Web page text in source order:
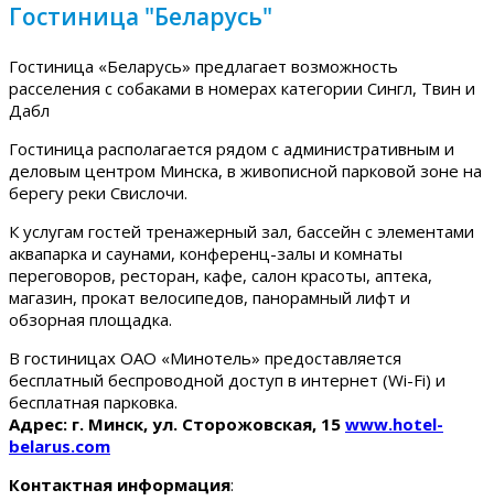
Гостиница "Беларусь"
Гостиница «Беларусь» предлагает возможность
расселения с собаками в номерах категории Сингл, Твин и
Дабл
Гостиница располагается рядом с административным и
деловым центром Минска, в живописной парковой зоне на
берегу реки Свислочи.
К услугам гостей тренажерный зал, бассейн с элементами
аквапарка и саунами, конференц-залы и комнаты
переговоров, ресторан, кафе, салон красоты, аптека,
магазин, прокат велосипедов, панорамный лифт и
обзорная площадка.
В гостиницах ОАО «Минотель» предоставляется
бесплатный беспроводной доступ в интернет (Wi-Fi) и
бесплатная парковка.
Адрес: г. Минск, ул. Сторожовская, 15 www.hotel-
belarus.com
Контактная информация: